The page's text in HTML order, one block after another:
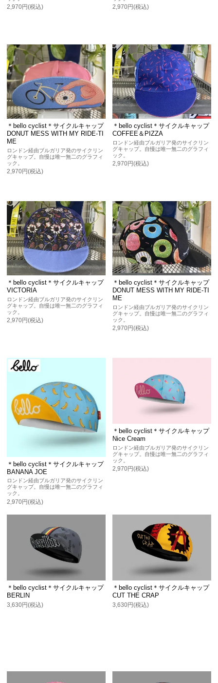
2,970円(税込) 2,970円(税込)
＊bello cyclist＊サイクルキャップ
DONUT MESS WITH MY RIDE-TI
ME
ロンドン経由ブルガリア発のサイクリン
グキャップ。自慢は唯一無二のグラフィ
ック。
2,970円(税込)
＊bello cyclist＊サイクルキャップ
COFFEE＆PIZZA
ロンドン経由ブルガリア発のサイクリン
グキャップ。自慢は唯一無二のグラフィ
ック。
2,970円(税込)
＊bello cyclist＊サイクルキャップ
VICTORIA
ロンドン経由ブルガリア発のサイクリン
グキャップ。自慢は唯一無二のグラフィ
ック。
2,970円(税込)
＊bello cyclist＊サイクルキャップ
DONUT MESS WITH MY RIDE-TI
ME
ロンドン経由ブルガリア発のサイクリン
グキャップ。自慢は唯一無二のグラフィ
ック。
2,970円(税込)
＊bello cyclist＊サイクルキャップ
BANANA JOE
ロンドン経由ブルガリア発のサイクリン
グキャップ。自慢は唯一無二のグラフィ
ック。
2,970円(税込)
＊bello cyclist＊サイクルキャップ
Nice Cream
ロンドン経由ブルガリア発のサイクリン
グキャップ。自慢は唯一無二のグラフィ
ック。
2,970円(税込)
＊bello cyclist＊サイクルキャップ
BERLIN
3,630円(税込)
＊bello cyclist＊サイクルキャップ
CUT THE CRAP
3,630円(税込)